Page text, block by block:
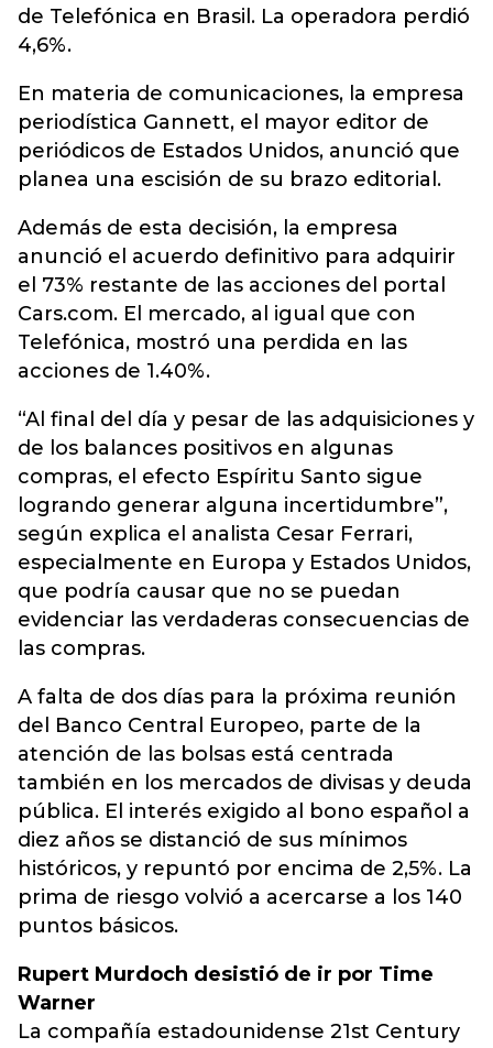
de Telefónica en Brasil. La operadora perdió
4,6%.
En materia de comunicaciones, la empresa
periodística Gannett, el mayor editor de
periódicos de Estados Unidos, anunció que
planea una escisión de su brazo editorial.
Además de esta decisión, la empresa
anunció el acuerdo definitivo para adquirir
el 73% restante de las acciones del portal
Cars.com. El mercado, al igual que con
Telefónica, mostró una perdida en las
acciones de 1.40%.
“Al final del día y pesar de las adquisiciones y
de los balances positivos en algunas
compras, el efecto Espíritu Santo sigue
logrando generar alguna incertidumbre”,
según explica el analista Cesar Ferrari,
especialmente en Europa y Estados Unidos,
que podría causar que no se puedan
evidenciar las verdaderas consecuencias de
las compras.
A falta de dos días para la próxima reunión
del Banco Central Europeo, parte de la
atención de las bolsas está centrada
también en los mercados de divisas y deuda
pública. El interés exigido al bono español a
diez años se distanció de sus mínimos
históricos, y repuntó por encima de 2,5%. La
prima de riesgo volvió a acercarse a los 140
puntos básicos.
Rupert Murdoch desistió de ir por Time
Warner
La compañía estadounidense 21st Century